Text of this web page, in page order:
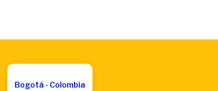
Bogotá - Colombia